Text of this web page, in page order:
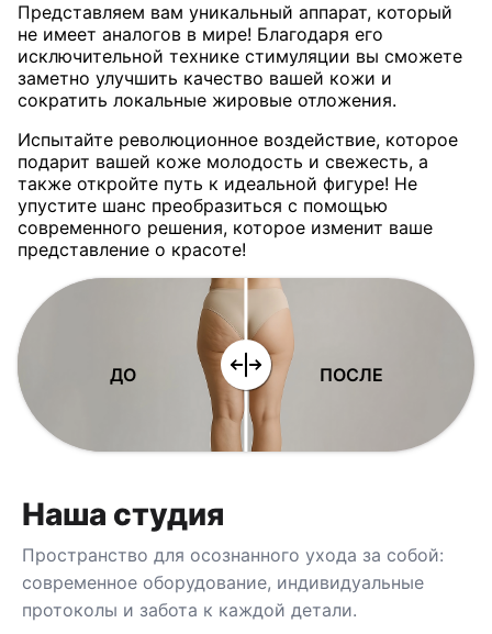
Представляем вам уникальный аппарат, который
не имеет аналогов в мире! Благодаря его
исключительной технике стимуляции вы сможете
заметно улучшить качество вашей кожи и
сократить локальные жировые отложения.
Испытайте революционное воздействие, которое
подарит вашей коже молодость и свежесть, а
также откройте путь к идеальной фигуре! Не
упустите шанс преобразиться с помощью
современного решения, которое изменит ваше
представление о красоте!
ДО ПОСЛЕ
Наша студия
Пространство для осознанного ухода за собой:
современное оборудование, индивидуальные
протоколы и забота к каждой детали.